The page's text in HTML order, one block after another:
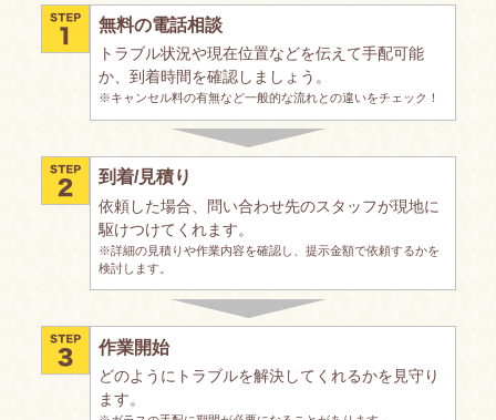
無料の電話相談
トラブル状況や現在位置などを伝えて手配可能
か、到着時間を確認しましょう。
※キャンセル料の有無など一般的な流れとの違いをチェック！
到着/見積り
依頼した場合、問い合わせ先のスタッフが現地に
駆けつけてくれます。
※詳細の見積りや作業内容を確認し、提示金額で依頼するかを
検討します。
作業開始
どのようにトラブルを解決してくれるかを見守り
ます。